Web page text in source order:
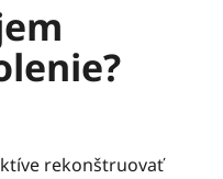
rekonštruovať